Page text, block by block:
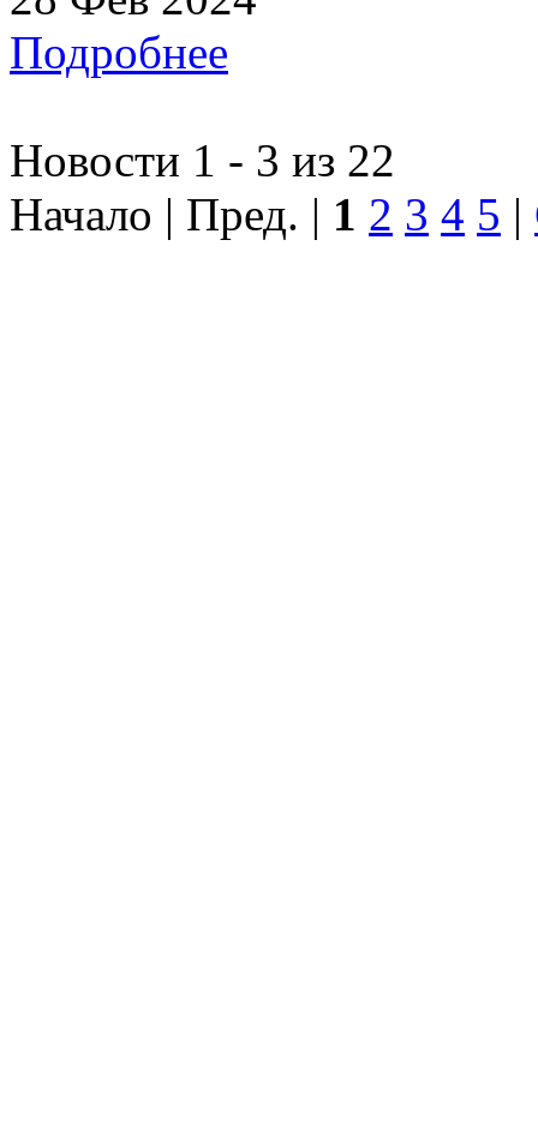
Подробнее
Новости 1 - 3 из 22
Начало | Пред. | 1 2 3 4 5 |